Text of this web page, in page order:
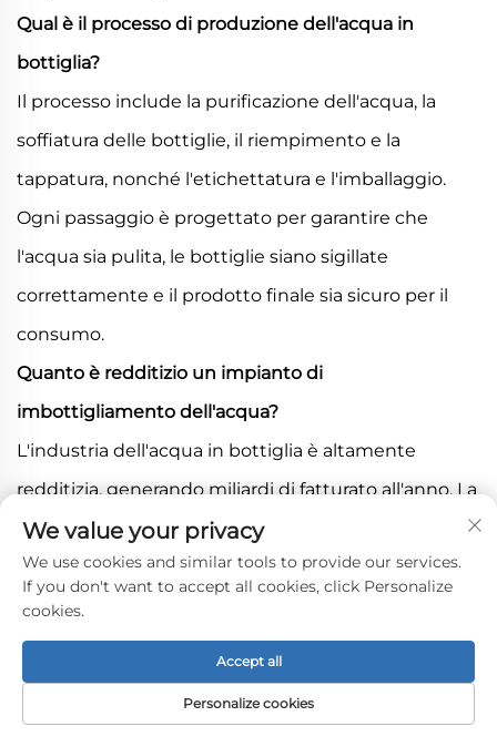
Qual è il processo di produzione dell'acqua in
bottiglia?
Il processo include la purificazione dell'acqua, la
soffiatura delle bottiglie, il riempimento e la
tappatura, nonché l'etichettatura e l'imballaggio.
Ogni passaggio è progettato per garantire che
l'acqua sia pulita, le bottiglie siano sigillate
correttamente e il prodotto finale sia sicuro per il
consumo.
Quanto è redditizio un impianto di
imbottigliamento dell'acqua?
L'industria dell'acqua in bottiglia è altamente
redditizia, generando miliardi di fatturato all'anno. La
redditività dipende da fattori quali efficienza
operativa, domanda di mercato e strategie di
branding.
Quali sono i requisiti normativi per la produzione di
acqua in bottiglia?
La produzione di acqua in bottiglia è soggetta a una
We value your privacy
We use cookies and similar tools to provide our services.
If you don't want to accept all cookies, click Personalize
cookies.
Personalize cookies
Accept all